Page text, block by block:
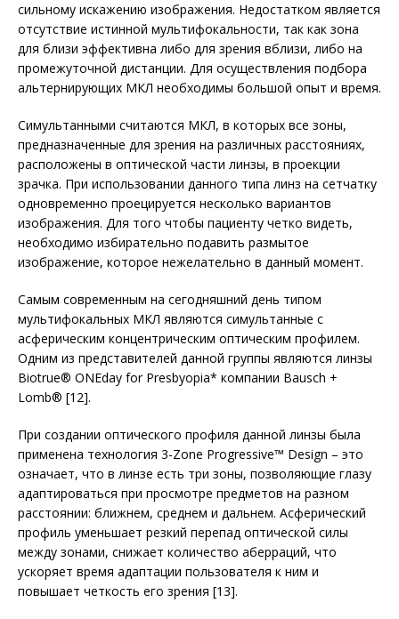
сильному искажению изображения. Недостатком является
отсутствие истинной мультифокальности, так как зона
для близи эффективна либо для зрения вблизи, либо на
промежуточной дистанции. Для осуществления подбора
альтернирующих МКЛ необходимы большой опыт и время.
Симультанными считаются МКЛ, в которых все зоны,
предназначенные для зрения на различных расстояниях,
расположены в оптической части линзы, в проекции
зрачка. При использовании данного типа линз на сетчатку
одновременно проецируется несколько вариантов
изображения. Для того чтобы пациенту четко видеть,
необходимо избирательно подавить размытое
изображение, которое нежелательно в данный момент.
Самым современным на сегодняшний день типом
мультифокальных МКЛ являются симультанные с
асферическим концентрическим оптическим профилем.
Одним из представителей данной группы являются линзы
Biotrue® ONEday for Presbyopia* компании Bausch +
Lomb® [12].
При создании оптического профиля данной линзы была
применена технология 3-Zone Progressive™ Design – это
означает, что в линзе есть три зоны, позволяющие глазу
адаптироваться при просмотре предметов на разном
расстоянии: ближнем, среднем и дальнем. Асферический
профиль уменьшает резкий перепад оптической силы
между зонами, снижает количество аберраций, что
ускоряет время адаптации пользователя к ним и
повышает четкость его зрения [13].